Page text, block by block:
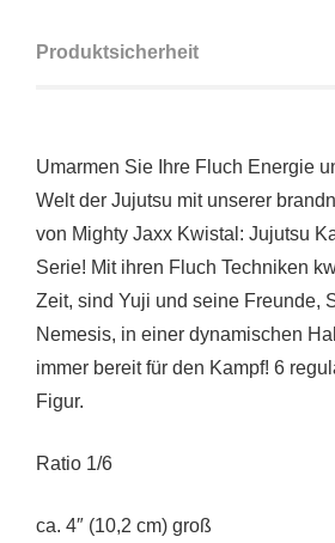
Produktsicherheit
Umarmen Sie Ihre Fluch Energie
Welt der Jujutsu mit unserer
von Mighty Jaxx Kwistal: Jujutsu
Serie! Mit ihren Fluch Techniken
Zeit, sind Yuji und seine Freunde,
Nemesis, in einer dynamischen
immer bereit für den Kampf! 6
Figur.
Ratio 1/6
ca. 4″ (10,2 cm) groß